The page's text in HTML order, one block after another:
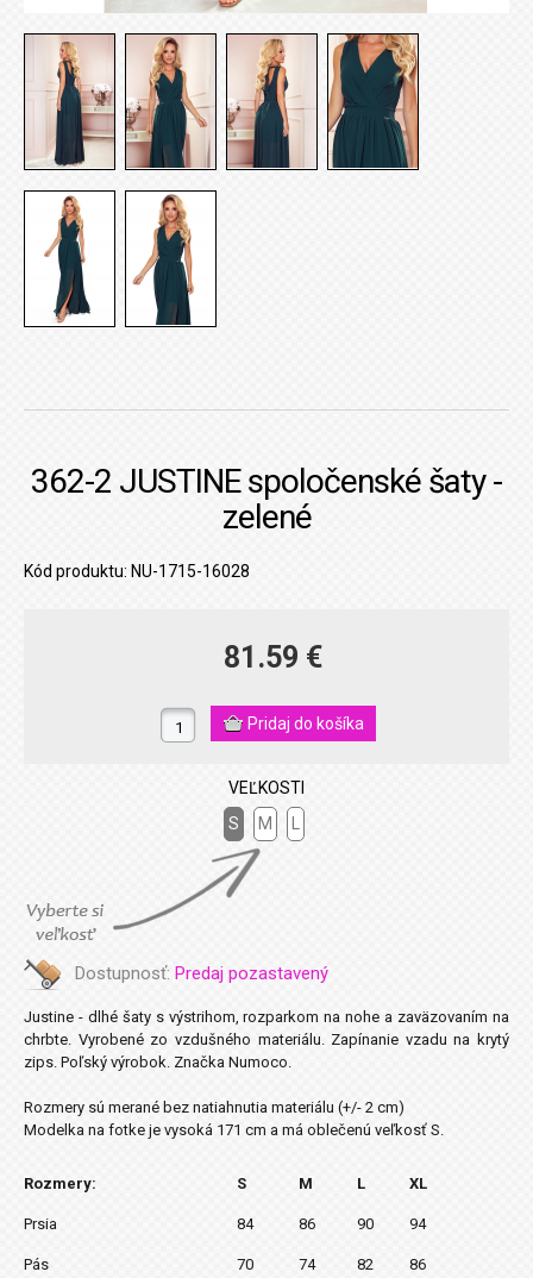
362-2 JUSTINE spoločenské šaty -
zelené
Kód produktu: NU-1715-16028
81.59 €
VEĽKOSTI
S
M
Dostupnosť: Predaj pozastavený
Justine - dlhé šaty s výstrihom, rozparkom na nohe a zaväzovaním na
chrbte. Vyrobené zo vzdušného materiálu. Zapínanie vzadu na krytý
zips. Poľský výrobok. Značka Numoco.
Rozmery sú merané bez natiahnutia materiálu (+/- 2 cm)
Modelka na fotke je vysoká 171 cm a má oblečenú veľkosť S.
Rozmery: S M L XL
Prsia 84 86 90 94
Pás 70 74 82 86